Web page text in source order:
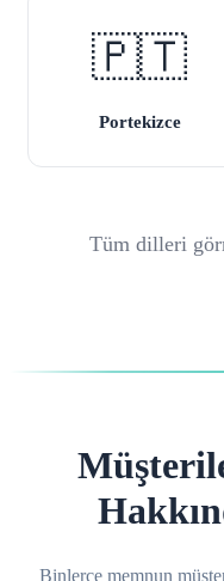
🇵🇹
Portekizce
Tüm dilleri
Binlerce memnun